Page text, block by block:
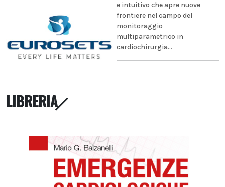
e intuitivo che apre nuove
frontiere nel campo del
monitoraggio
multiparametrico in
cardiochirurgia...
LIBRERIA